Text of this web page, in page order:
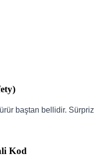
baştan bellidir. Sürpriz
Kod